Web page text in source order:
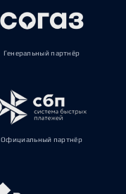
Генеральный партнёр
Официальный партнёр